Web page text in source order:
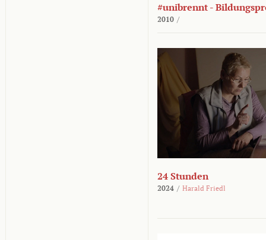
#unibrennt -
2010 /
24 Stunden
2024 / Harald Friedl